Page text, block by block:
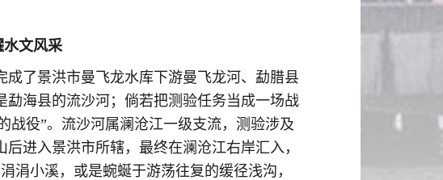
水文风采
了景洪市曼飞龙水库下游曼飞龙河、勐腊县
海县的流沙河；倘若把测验任务当成一场战
战役”。流沙河属澜沧江一级支流，测验涉及
进入景洪市所辖，最终在澜沧江右岸汇入，
涓小溪，或是蜿蜒于游荡往复的缓径浅沟，